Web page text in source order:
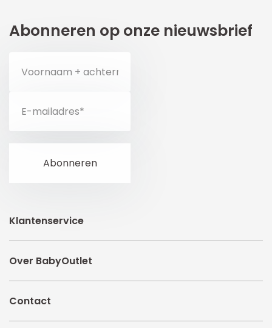
Abonneren op onze nieuwsbrief
Klantenservice
Over BabyOutlet
Contact